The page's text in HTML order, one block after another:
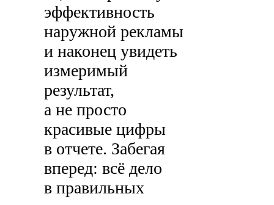
эффективность
наружной рекламы
и наконец увидеть
измеримый
результат,
а не просто
красивые цифры
в отчете. Забегая
вперед: всё дело
в правильных